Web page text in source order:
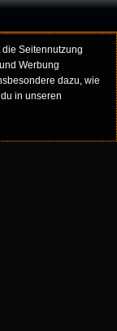
Seitennutzung
Werbung
dazu, wie
in unseren